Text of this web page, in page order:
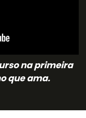
na primeira
que ama.